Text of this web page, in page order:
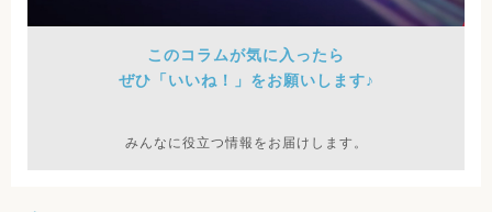
このコラムが気に入ったら
ぜひ「いいね！」をお願いします♪
みんなに役立つ情報をお届けします。